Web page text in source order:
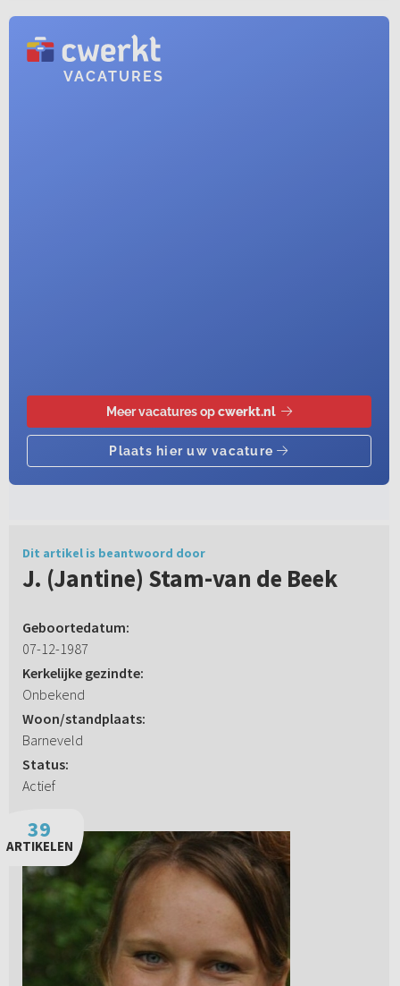
Dit artikel is beantwoord door
J. (Jantine) Stam-van de Beek
Geboortedatum:
07-12-1987
Kerkelijke gezindte:
Onbekend
Woon/standplaats:
Barneveld
Status:
Actief
39
ARTIKELEN